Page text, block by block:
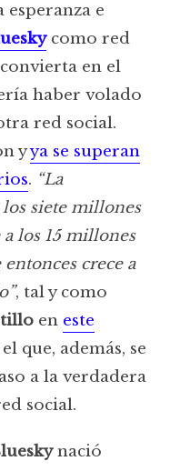
e
como red
en el
haber volado
red social.
yya se superan
. “La
los siete millones
los 15 millones
entonces crece a
, tal y como
en este
que, además, se
a la verdadera
social.
nació